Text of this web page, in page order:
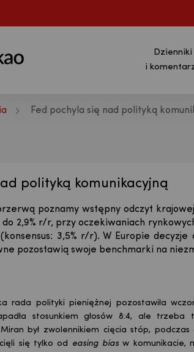
Dzienniki
i
- Publikacja - Bank
Fed pochyla się nad polityką
polityką komunikacyjną
poznamy wstępny odczyt
2,9% r/r, przy oczekiwaniach
3,5% r/r). W Europie decyzje
pozostawią swoje benchmarki na
rada polityki pieniężnej pozostawiła
stosunkiem głosów 8:4, ale
był zwolennikiem cięcia stóp,
się tylko od easing bias w komunikacie,